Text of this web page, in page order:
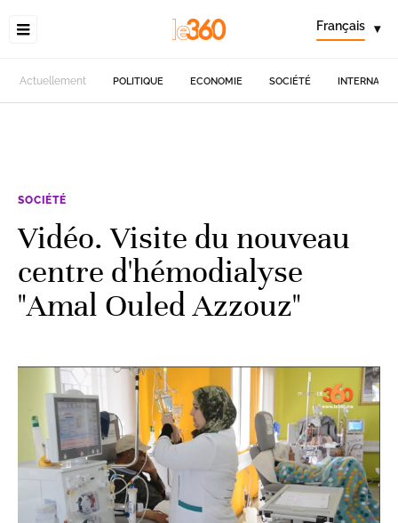
Français ▾
Actuellement POLITIQUE ECONOMIE SOCIÉTÉ
SOCIÉTÉ
Vidéo. Visite du nouveau
centre d'hémodialyse
"Amal Ouled Azzouz"